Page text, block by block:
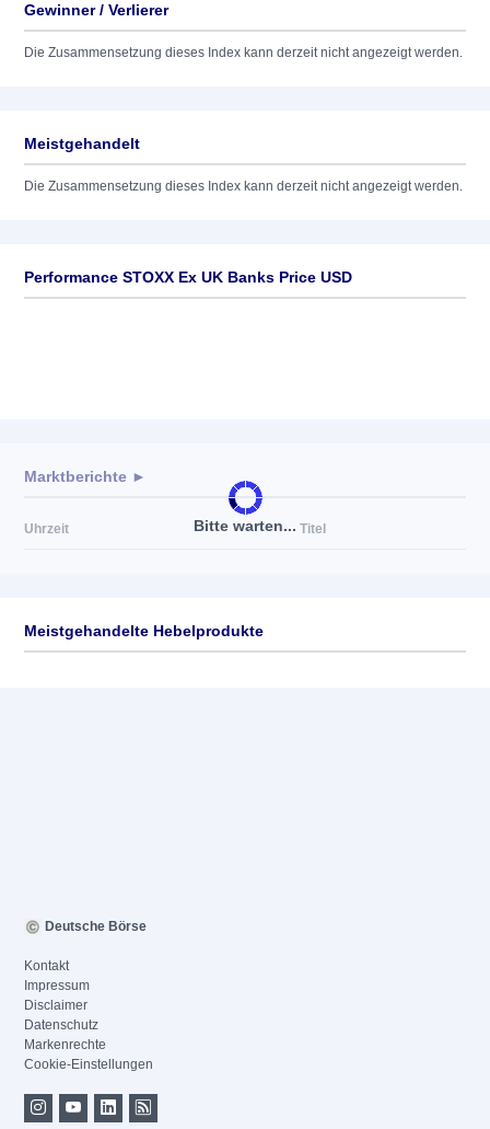
Gewinner / Verlierer
Die Zusammensetzung dieses Index kann derzeit nicht angezeigt werden.
Meistgehandelt
Die Zusammensetzung dieses Index kann derzeit nicht angezeigt werden.
Performance STOXX Ex UK Banks Price USD
Bitte warten...
Marktberichte ►
Uhrzeit Titel
Meistgehandelte Hebelprodukte
Deutsche Börse
Kontakt
Impressum
Disclaimer
Datenschutz
Markenrechte
Cookie-Einstellungen